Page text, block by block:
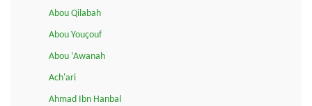
Abou Qilabah
Abou Youçouf
Abou ‘Awanah
Ach'ari
Ahmad Ibn Hanbal